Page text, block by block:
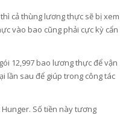
cả thùng lương thực sẽ bị xem
vào bao cũng phải cực kỳ cẩn
12,997 bao lương thực để vận
lần sau để giúp trong công tác
Số tiền này tương